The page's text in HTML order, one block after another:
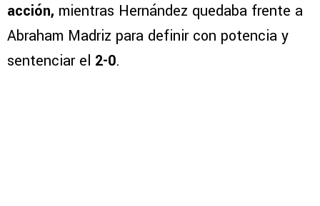
acción, mientras Hernández quedaba frente a
Abraham Madriz para definir con potencia y
sentenciar el 2-0.